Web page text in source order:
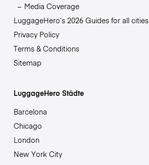
Media Coverage
LuggageHero’s 2026 Guides for all cities
Privacy Policy
Terms & Conditions
Sitemap
LuggageHero Städte
Barcelona
Chicago
London
New York City